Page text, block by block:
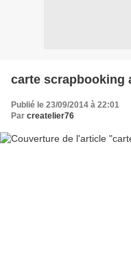
carte scrapbooking
Publié le 23/09/2014 à 22:01
Par createlier76